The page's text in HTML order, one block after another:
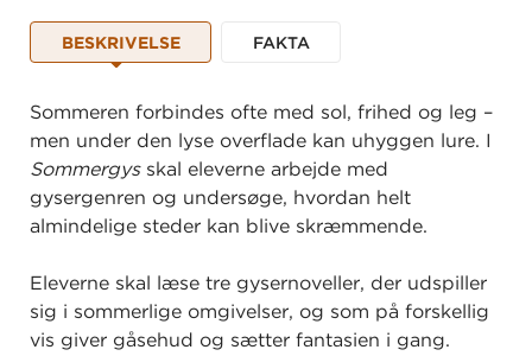
BESKRIVELSE FAKTA
Sommeren forbindes ofte med sol, frihed og leg –
men under den lyse overflade kan uhyggen lure. I
Sommergys skal eleverne arbejde med
gysergenren og undersøge, hvordan helt
almindelige steder kan blive skræmmende.
Eleverne skal læse tre gysernoveller, der udspiller
sig i sommerlige omgivelser, og som på forskellig
vis giver gåsehud og sætter fantasien i gang.